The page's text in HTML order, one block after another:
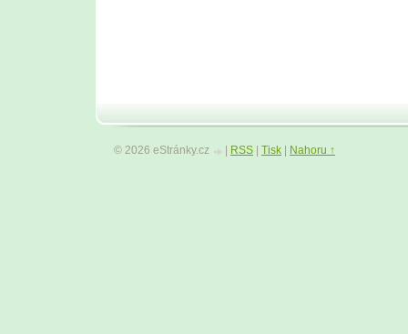
© 2026 eStránky.cz RSS Tisk Nahoru ↑